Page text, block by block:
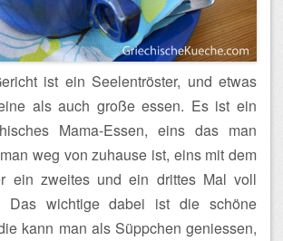
ist ein Seelentröster, und etwas
als auch große essen. Es ist ein
Mama-Essen, eins das man
weg von zuhause ist, eins mit dem
ein zweites und ein drittes Mal voll
Das wichtige dabei ist die schöne
kann man als Süppchen geniessen,